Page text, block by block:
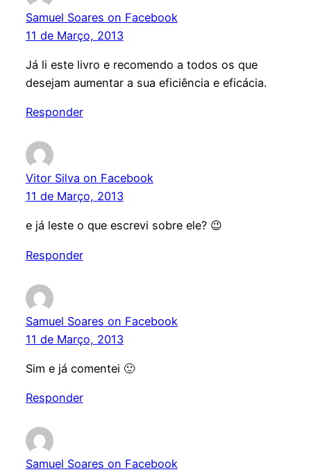
Samuel Soares on Facebook
11 de Março, 2013
Já li este livro e recomendo a todos os que
desejam aumentar a sua eficiência e eficácia.
Responder
Vitor Silva on Facebook
11 de Março, 2013
e já leste o que escrevi sobre ele? 😉
Responder
Samuel Soares on Facebook
11 de Março, 2013
Sim e já comentei 🙂
Responder
Samuel Soares on Facebook